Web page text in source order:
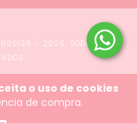
o uso de cookies
de compra.
- 2026. TODOS OS